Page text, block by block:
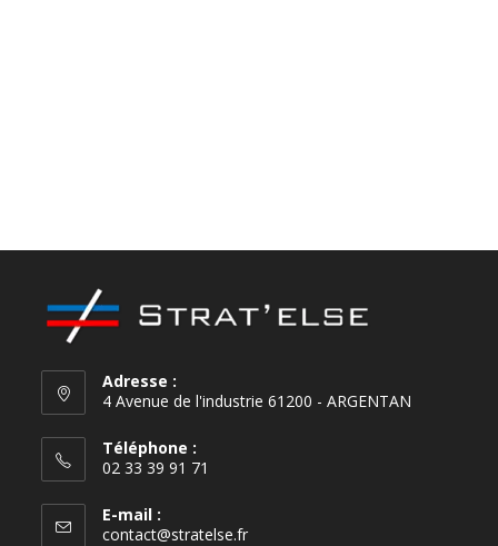
Adresse :
4 Avenue de l'industrie 61200 - ARGENTAN
Téléphone :
02 33 39 91 71
E-mail :
contact@stratelse.fr